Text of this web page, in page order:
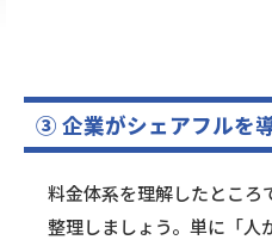
③ 企業がシェアフルを
料金体系を理解したところ
整理しましょう。単に「人